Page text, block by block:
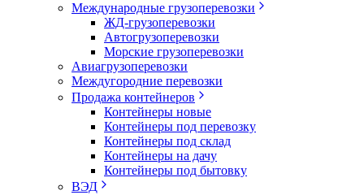
Международные грузоперевозки
ЖД-грузоперевозки
Автогрузоперевозки
Морские грузоперевозки
Авиагрузоперевозки
Междугородние перевозки
Продажа контейнеров
Контейнеры новые
Контейнеры под перевозку
Контейнеры под склад
Контейнеры на дачу
Контейнеры под бытовку
ВЭД